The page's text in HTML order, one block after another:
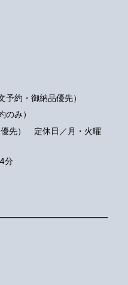
約・御納品優先）
み）
優先） 定休日／月・火曜
分